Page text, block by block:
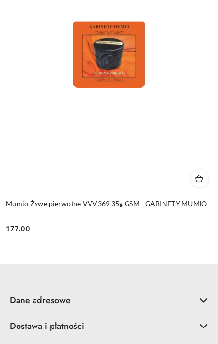
Mumio Żywe pierwotne VVV369 35g GSM - GABINETY MUMIO
Cena:
177.00
Dane adresowe
Dostawa i płatności